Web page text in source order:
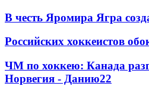
В честь Яромира Ягра
Российских хоккеистов
ЧМ по хоккею: Канада
Норвегия - Данию22